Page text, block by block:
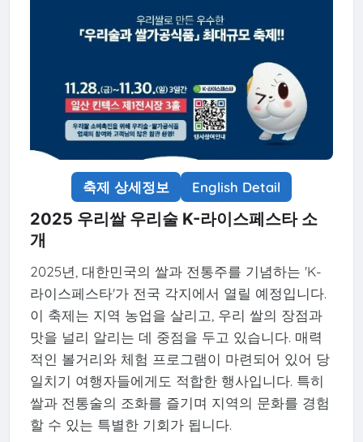
축제 상세정보 English Detail
2025 우리쌀 우리술 K-라이스페스타 소
개
2025년, 대한민국의 쌀과 전통주를 기념하는 'K-
라이스페스타'가 전국 각지에서 열릴 예정입니다.
이 축제는 지역 농업을 살리고, 우리 쌀의 장점과
맛을 널리 알리는 데 중점을 두고 있습니다. 매력
적인 볼거리와 체험 프로그램이 마련되어 있어 당
일치기 여행자들에게도 적합한 행사입니다. 특히
쌀과 전통술의 조화를 즐기며 지역의 문화를 경험
할 수 있는 특별한 기회가 됩니다.